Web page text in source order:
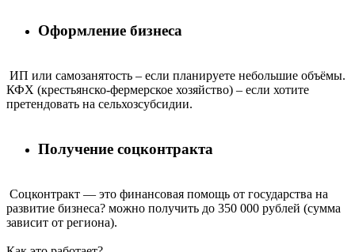
Оформление бизнеса
ИП или самозанятость – если планируете небольшие объёмы.
КФХ (крестьянско-фермерское хозяйство) – если хотите
претендовать на сельхозсубсидии.
Получение соцконтракта
Соцконтракт — это финансовая помощь от государства на
развитие бизнеса? можно получить до 350 000 рублей (сумма
зависит от региона).